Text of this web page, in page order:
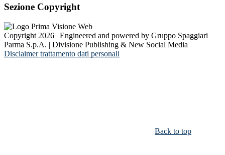
Sezione Copyright
Copyright 2026 | Engineered and powered by Gruppo Spaggiari
Parma S.p.A. | Divisione Publishing & New Social Media
Disclaimer trattamento dati personali
Back to top